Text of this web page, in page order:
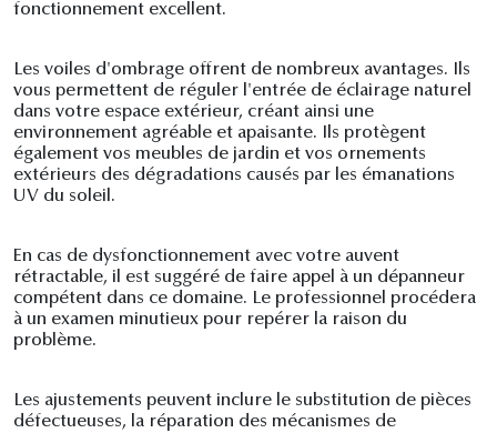
fonctionnement excellent.
Les voiles d'ombrage offrent de nombreux avantages. Ils
vous permettent de réguler l'entrée de éclairage naturel
dans votre espace extérieur, créant ainsi une
environnement agréable et apaisante. Ils protègent
également vos meubles de jardin et vos ornements
extérieurs des dégradations causés par les émanations
UV du soleil.
En cas de dysfonctionnement avec votre auvent
rétractable, il est suggéré de faire appel à un dépanneur
compétent dans ce domaine. Le professionnel procédera
à un examen minutieux pour repérer la raison du
problème.
Les ajustements peuvent inclure le substitution de pièces
défectueuses, la réparation des mécanismes de